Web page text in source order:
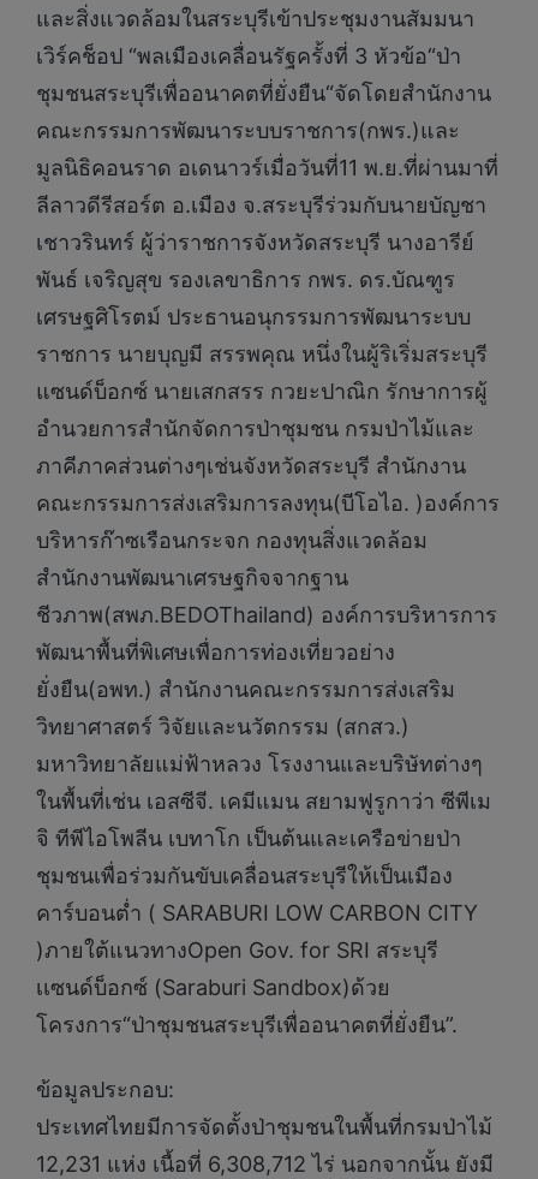
และสิ่งแวดล้อมในสระบุรีเข้าประชุมงานสัมมนา
เวิร์คช็อป “พลเมืองเคลื่อนรัฐครั้งที่ 3 หัวข้อ“ป่า
ชุมชนสระบุรีเพื่ออนาคตที่ยั่งยืน“จัดโดยสำนักงาน
คณะกรรมการพัฒนาระบบราชการ(กพร.)และ
มูลนิธิคอนราด อเดนาวร์เมื่อวันที่11 พ.ย.ที่ผ่านมาที่
ลีลาวดีรีสอร์ต อ.เมือง จ.สระบุรีร่วมกับนายบัญชา
เชาวรินทร์ ผู้ว่าราชการจังหวัดสระบุรี นางอารีย์
พันธ์ เจริญสุข รองเลขาธิการ กพร. ดร.บัณฑูร
เศรษฐศิโรตม์ ประธานอนุกรรมการพัฒนาระบบ
ราชการ นายบุญมี สรรพคุณ หนึ่งในผู้ริเริ่มสระบุรี
แซนด์บ็อกซ์ นายเสกสรร กวยะปาณิก รักษาการผู้
อำนวยการสำนักจัดการป่าชุมชน กรมป่าไม้และ
ภาคีภาคส่วนต่างๆเช่นจังหวัดสระบุรี สำนักงาน
คณะกรรมการส่งเสริมการลงทุน(บีโอไอ. )องค์การ
บริหารก๊าซเรือนกระจก กองทุนสิ่งแวดล้อม
สำนักงานพัฒนาเศรษฐกิจจากฐาน
ชีวภาพ(สพภ.BEDOThailand) องค์การบริหารการ
พัฒนาพื้นที่พิเศษเพื่อการท่องเที่ยวอย่าง
ยั่งยืน(อพท.) สำนักงานคณะกรรมการส่งเสริม
วิทยาศาสตร์ วิจัยและนวัตกรรม (สกสว.)
มหาวิทยาลัยแม่ฟ้าหลวง โรงงานและบริษัทต่างๆ
ในพื้นที่เช่น เอสซีจี. เคมีแมน สยามฟูรูกาว่า ซีพีเม
จิ ทีพีไอโพลีน เบทาโก เป็นต้นและเครือข่ายป่า
ชุมชนเพื่อร่วมกันขับเคลื่อนสระบุรีให้เป็นเมือง
คาร์บอนต่ำ ( SARABURI LOW CARBON CITY
)ภายใต้แนวทางOpen Gov. for SRI สระบุรี
เเซนด์บ็อกซ์ (Saraburi Sandbox)ด้วย
โครงการ“ป่าชุมชนสระบุรีเพื่ออนาคตที่ยั่งยืน”.
ข้อมูลประกอบ:
ประเทศไทยมีการจัดตั้งป่าชุมชนในพื้นที่กรมป่าไม้
12,231 แห่ง เนื้อที่ 6,308,712 ไร่ นอกจากนั้น ยังมี